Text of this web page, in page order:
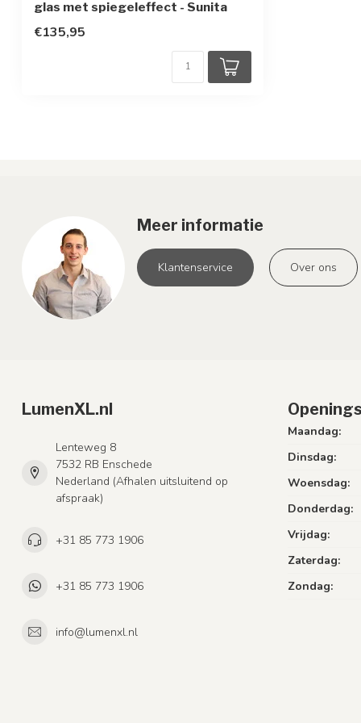
glas met spiegeleffect - Sunita
€135,95
Meer informatie
Klantenservice Over ons
LumenXL.nl
Lenteweg 8
7532 RB Enschede
Nederland (Afhalen uitsluitend op
afspraak)
+31 85 773 1906
+31 85 773 1906
info@lumenxl.nl
Maandag:
Dinsdag:
Woensdag:
Donderdag:
Vrijdag:
Zaterdag:
Zondag: